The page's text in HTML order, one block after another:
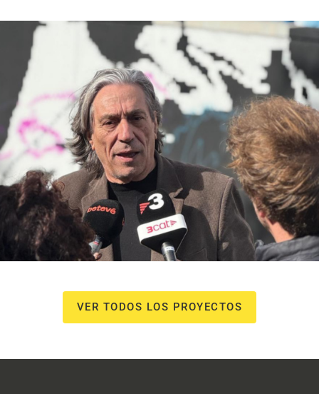
NOU Sentit Urbà
Campañas culturales
Estrategia de
comunicación y PR Estrategia digital y
contenidos
VER TODOS LOS PROYECTOS